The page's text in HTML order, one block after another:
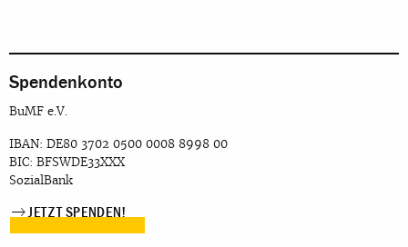
Spendenkonto
BuMF e.V.
IBAN: DE80 3702 0500 0008 8998 00
BIC: BFSWDE33XXX
SozialBank
JETZT SPENDEN!